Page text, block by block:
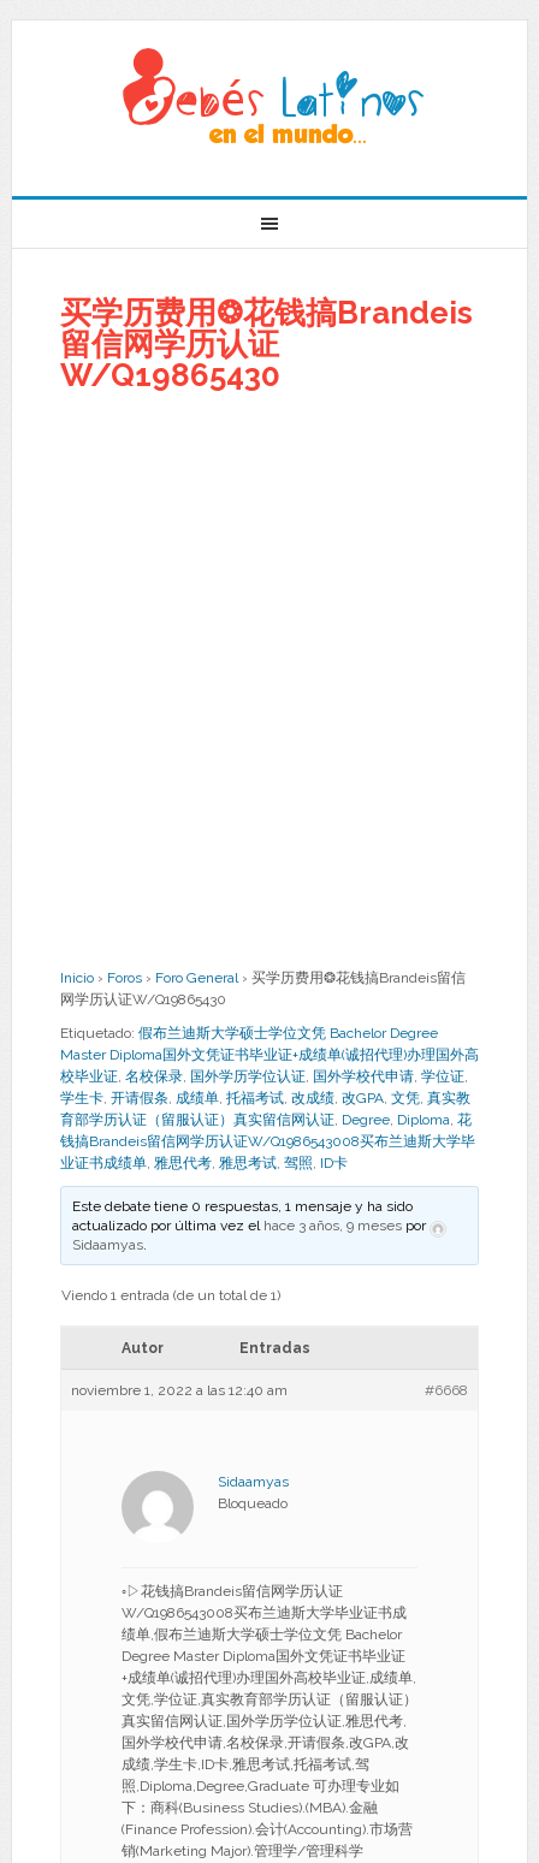
买学历费用❂花钱搞Brandeis
留信网学历认证
W/Q19865430
Inicio › Foros › Foro General › 买学历费用❂花钱搞Brandeis留信
网学历认证W/Q19865430
Etiquetado: 假布兰迪斯大学硕士学位文凭 Bachelor Degree
Master Diploma国外文凭证书毕业证+成绩单(诚招代理)办理国外高
校毕业证, 名校保录, 国外学历学位认证, 国外学校代申请, 学位证,
学生卡, 开请假条, 成绩单, 托福考试, 改成绩, 改GPA, 文凭, 真实教
育部学历认证（留服认证）真实留信网认证, Degree, Diploma, 花
钱搞Brandeis留信网学历认证W/Q1986543008买布兰迪斯大学毕
业证书成绩单, 雅思代考, 雅思考试, 驾照, ID卡
Este debate tiene 0 respuestas, 1 mensaje y ha sido
actualizado por última vez el hace 3 años, 9 meses por
Sidaamyas.
Viendo 1 entrada (de un total de 1)
Autor Entradas
noviembre 1, 2022 a las 12:40 am #6668
Sidaamyas
Bloqueado
◦▷花钱搞Brandeis留信网学历认证
W/Q1986543008买布兰迪斯大学毕业证书成
绩单,假布兰迪斯大学硕士学位文凭 Bachelor
Degree Master Diploma国外文凭证书毕业证
+成绩单(诚招代理)办理国外高校毕业证,成绩单,
文凭,学位证,真实教育部学历认证（留服认证）
真实留信网认证,国外学历学位认证,雅思代考,
国外学校代申请,名校保录,开请假条,改GPA,改
成绩,学生卡,ID卡,雅思考试,托福考试,驾
照,Diploma,Degree,Graduate 可办理专业如
下：商科(Business Studies).(MBA).金融
(Finance Profession).会计(Accounting).市场营
销(Marketing Major).管理学/管理科学